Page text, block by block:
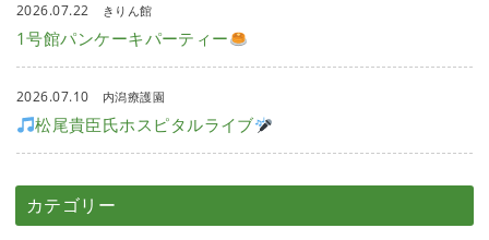
2026.07.22 きりん館
1号館パンケーキパーティー
2026.07.10 内潟療護園
松尾貴臣氏ホスピタルライブ
カテゴリー